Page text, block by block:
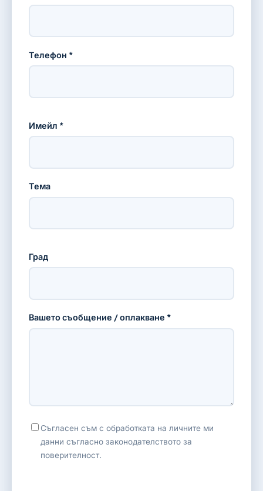
Телефон *
Имейл *
Тема
Град
Вашето съобщение / оплакване *
Съгласен съм с обработката на личните ми
данни съгласно законодателството за
поверителност.